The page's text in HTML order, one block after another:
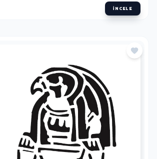
İNCELE